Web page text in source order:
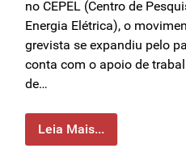
no CEPEL (Centro de
Energia Elétrica), o
grevista se expandiu pelo
conta com o apoio de
de…
Leia Mais...